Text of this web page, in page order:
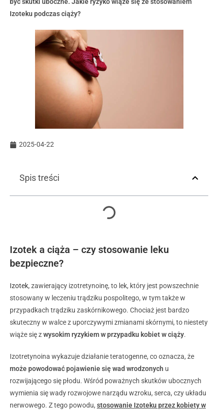
Izoteku podczas ciąży?
2025-04-22
Spis treści
Izotek a ciąża – czy stosowanie leku
bezpieczne?
Izotek, zawierający izotretynoinę, to lek, który jest powszechnie
stosowany w leczeniu trądziku pospolitego, w tym także w
przypadkach trądziku zaskórnikowego. Chociaż jest bardzo
skuteczny w walce z uporczywymi zmianami skórnymi, to niestety
wiąże się zwysokim ryzykiem w przypadku kobiet w ciąży.
Izotretynoina wykazuje działanie teratogenne, co oznacza, że
może powodować pojawienie się wad wrodzonych u
rozwijającego się płodu. Wśród poważnych skutków ubocznych
wymienia się wady rozwojowe narządu wzroku, serca, czy układu
nerwowego. Z tego powodu, stosowanie Izoteku przez kobiety w